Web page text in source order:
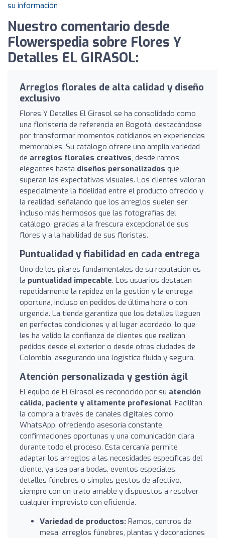
su información
Nuestro comentario desde
Flowerspedia sobre Flores Y
Detalles EL GIRASOL:
Arreglos florales de alta calidad y diseño
exclusivo
Flores Y Detalles El Girasol se ha consolidado como
una floristería de referencia en Bogotá, destacándose
por transformar momentos cotidianos en experiencias
memorables. Su catálogo ofrece una amplia variedad
de arreglos florales creativos, desde ramos
elegantes hasta diseños personalizados que
superan las expectativas visuales. Los clientes valoran
especialmente la fidelidad entre el producto ofrecido y
la realidad, señalando que los arreglos suelen ser
incluso más hermosos que las fotografías del
catálogo, gracias a la frescura excepcional de sus
flores y a la habilidad de sus floristas.
Puntualidad y fiabilidad en cada entrega
Uno de los pilares fundamentales de su reputación es
la puntualidad impecable. Los usuarios destacan
repetidamente la rapidez en la gestión y la entrega
oportuna, incluso en pedidos de última hora o con
urgencia. La tienda garantiza que los detalles lleguen
en perfectas condiciones y al lugar acordado, lo que
les ha valido la confianza de clientes que realizan
pedidos desde el exterior o desde otras ciudades de
Colombia, asegurando una logística fluida y segura.
Atención personalizada y gestión ágil
El equipo de El Girasol es reconocido por su atención
cálida, paciente y altamente profesional. Facilitan
la compra a través de canales digitales como
WhatsApp, ofreciendo asesoría constante,
confirmaciones oportunas y una comunicación clara
durante todo el proceso. Esta cercanía permite
adaptar los arreglos a las necesidades específicas del
cliente, ya sea para bodas, eventos especiales,
detalles fúnebres o simples gestos de afectivo,
siempre con un trato amable y dispuestos a resolver
cualquier imprevisto con eficiencia.
Variedad de productos: Ramos, centros de
mesa, arreglos fúnebres, plantas y decoraciones